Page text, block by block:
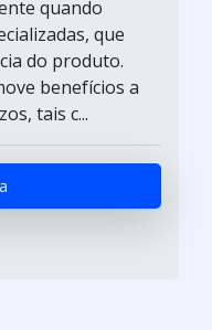
quando
que
do produto.
benefícios a
tais c...